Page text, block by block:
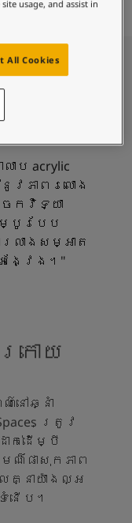
ាប acrylic
វភាពរលោង
េកវិទ្យា
បូរបែប
លាងសម្អាត
ង្វែង។"
រោយ
ៅឆ្នាំ
ត្រូវ
ក់ដើម្បី
ផាសុកភាព
នាយ៉ាងល្អ
នើប។
usage, and assist in
All Cookies